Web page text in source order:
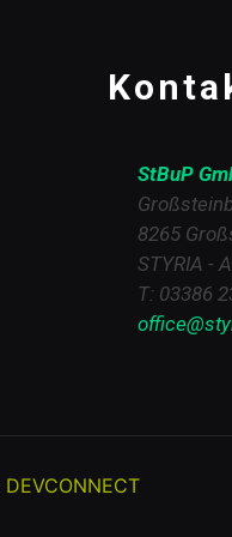
StBuP
8265
STYRIA -
T: 03386
DEVCONNECT